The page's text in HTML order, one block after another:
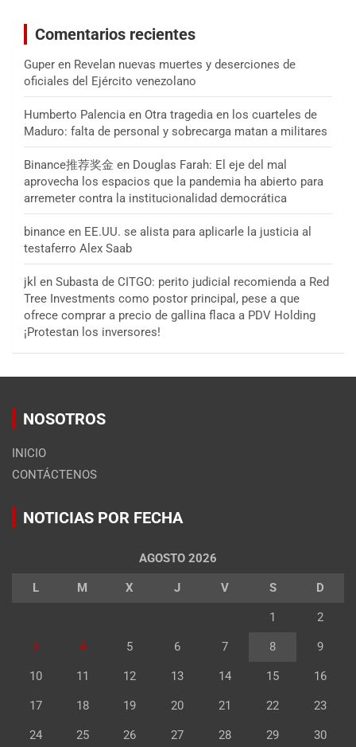
Comentarios recientes
Guper en Revelan nuevas muertes y deserciones de
oficiales del Ejército venezolano
Humberto Palencia en Otra tragedia en los cuarteles de
Maduro: falta de personal y sobrecarga matan a militares
Binance推荐奖金 en Douglas Farah: El eje del mal
aprovecha los espacios que la pandemia ha abierto para
arremeter contra la institucionalidad democrática
binance en EE.UU. se alista para aplicarle la justicia al
testaferro Alex Saab
jkl en Subasta de CITGO: perito judicial recomienda a Red
Tree Investments como postor principal, pese a que
ofrece comprar a precio de gallina flaca a PDV Holding
¡Protestan los inversores!
NOSOTROS
INICIO
CONTÁCTENOS
NOTICIAS POR FECHA
AGOSTO 2026
L M X J V S D
1 2
3 4 5 6 7 8 9
10 11 12 13 14 15 16
17 18 19 20 21 22 23
24 25 26 27 28 29 30